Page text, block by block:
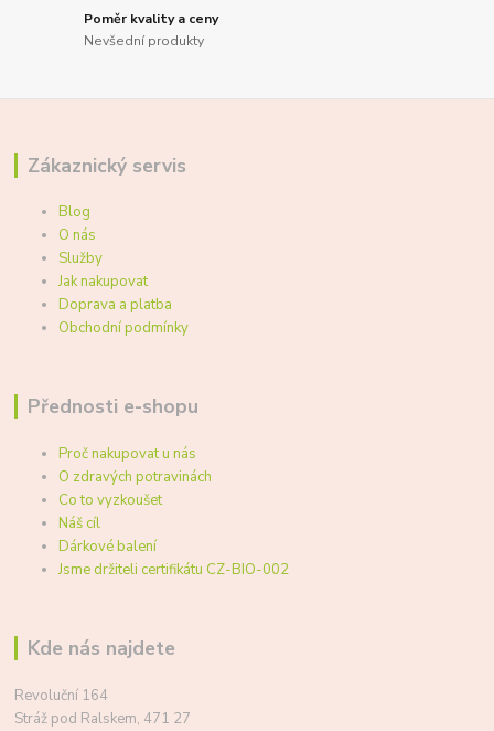
Poměr kvality a ceny
Nevšední produkty
Zákaznický servis
Blog
O nás
Služby
Jak nakupovat
Doprava a platba
Obchodní podmínky
Přednosti e-shopu
Proč nakupovat u nás
O zdravých potravinách
Co to vyzkoušet
Náš cíl
Dárkové balení
Jsme držiteli certifikátu CZ-BIO-002
Kde nás najdete
Revoluční 164
Stráž pod Ralskem, 471 27